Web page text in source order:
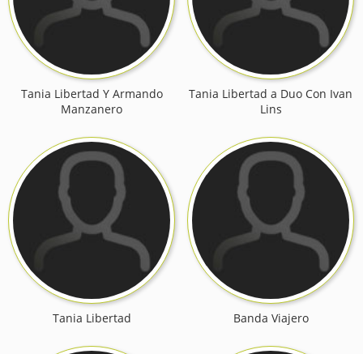
Tania Libertad Y Armando
Manzanero
Tania Libertad a Duo Con Ivan
Lins
Tania Libertad Banda Viajero